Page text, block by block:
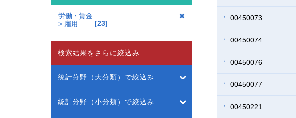
労働・賃金
> 雇用
23
00450073
00450074
00450076
00450077
00450221
検索結果をさらに絞込み
統計分野（大分類）で絞込み
統計分野（小分類）で絞込み